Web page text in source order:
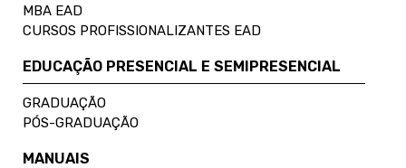
MBA EAD
CURSOS PROFISSIONALIZANTES EAD
EDUCAÇÃO PRESENCIAL E SEMIPRESENCIAL
GRADUAÇÃO
PÓS-GRADUAÇÃO
MANUAIS